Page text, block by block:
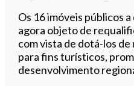
Os 16 imóveis públicos
agora objeto de
com vista de dotá-los
para fins turísticos,
desenvolvimento